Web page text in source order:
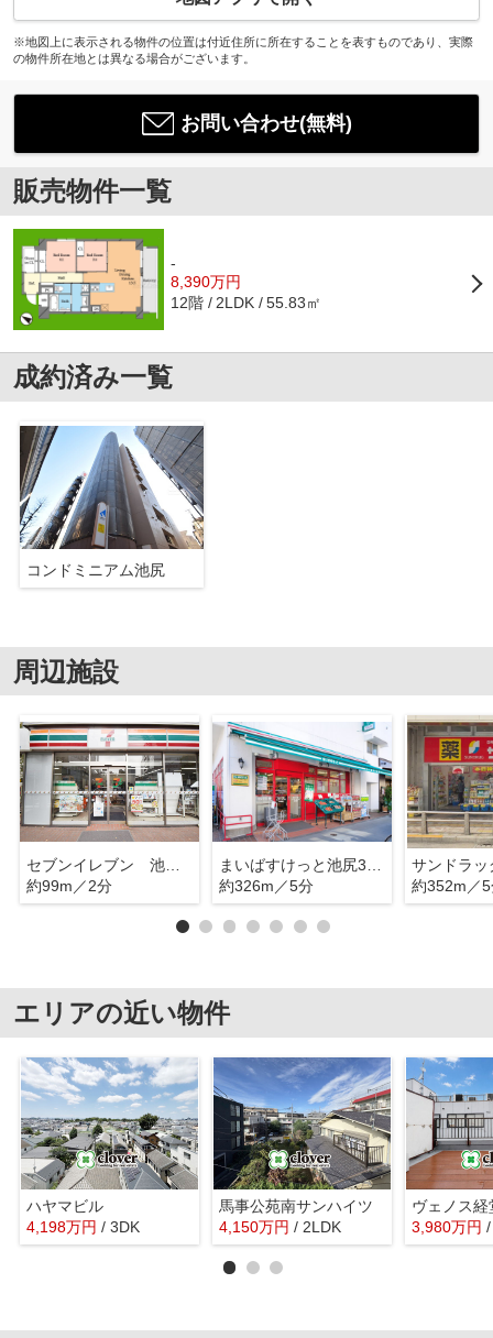
※地図上に表示される物件の位置は付近住所に所在することを表すものであり、実際
の物件所在地とは異なる場合がございます。
お問い合わせ(無料)
販売物件一覧
-
8,390万円
12階 2LDK 55.83㎡
成約済み一覧
コンドミニアム池尻
周辺施設
セブンイレブン 池尻大橋
約99m／2分
約326m／5分
約352m／
エリアの近い物件
ハヤマビル
4,198万円 / 3DK
馬事公苑南サンハイツ
4,150万円 / 2LDK
ヴェノス経
3,980万円